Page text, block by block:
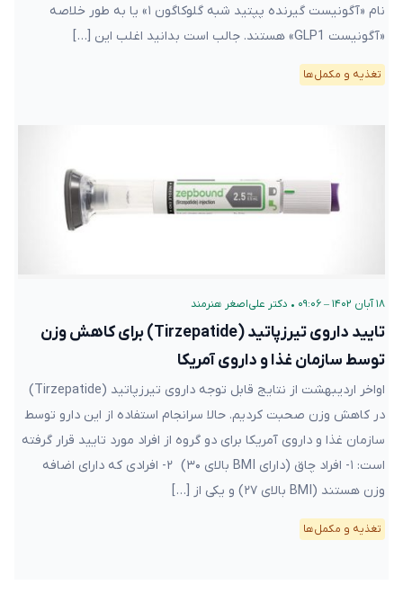
نام «آگونیست گیرنده پپتید شبه گلوکاگون ۱» یا به طور خلاصه
«آگونیست GLP1» هستند. جالب است بدانید اغلب این […]
تغذیه و مکمل‌ها
۱۸ آبان ۱۴۰۲ – ۰۹:۰۶ • دکتر علی‌اصغر هنرمند
تایید داروی تیرزپاتید (Tirzepatide) برای کاهش وزن
توسط سازمان غذا و داروی آمریکا
اواخر اردیبهشت از نتایج قابل توجه داروی تیرزپاتید (Tirzepatide)
در کاهش وزن صحبت کردیم. حالا سرانجام استفاده از این دارو توسط
سازمان غذا و داروی آمریکا برای دو گروه از افراد مورد تایید قرار گرفته
است: ۱- افراد چاق (دارای BMI بالای ۳۰) ۲- افرادی که دارای اضافه
وزن هستند (BMI بالای ۲۷) و یکی از […]
تغذیه و مکمل‌ها